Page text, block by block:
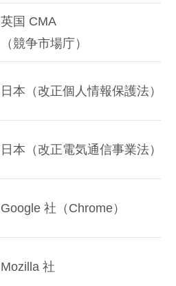
英国 CMA
（競争市場庁）
日本（改正個人情報保護法）
日本（改正電気通信事業法）
Google 社（Chrome）
Mozilla 社